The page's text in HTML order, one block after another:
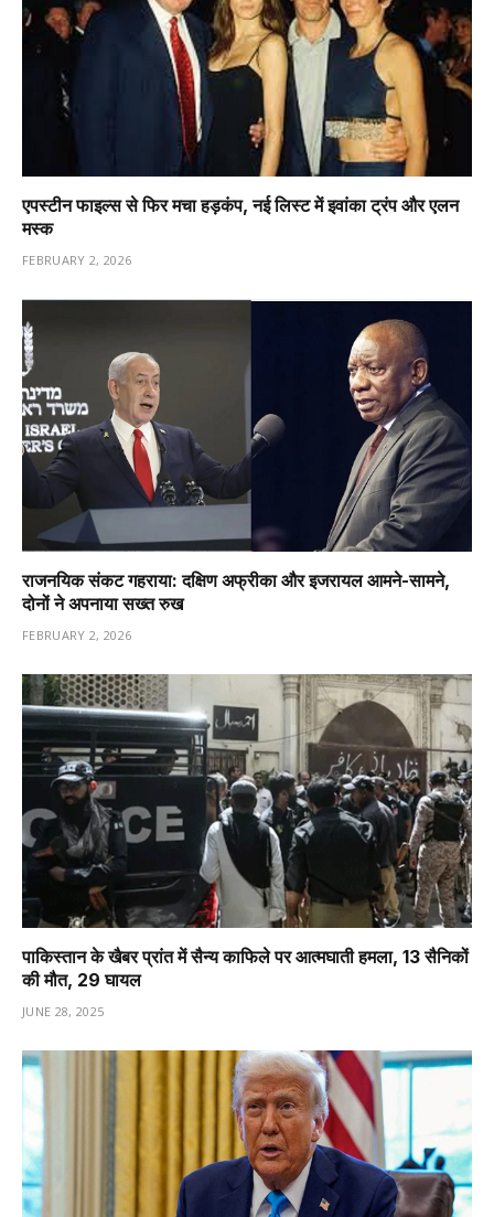
एपस्टीन फाइल्स से फिर मचा हड़कंप, नई लिस्ट में इवांका ट्रंप और एलन
मस्क
FEBRUARY 2, 2026
राजनयिक संकट गहराया: दक्षिण अफ्रीका और इजरायल आमने-सामने,
दोनों ने अपनाया सख्त रुख
FEBRUARY 2, 2026
पाकिस्तान के खैबर प्रांत में सैन्य काफिले पर आत्मघाती हमला, 13 सैनिकों
की मौत, 29 घायल
JUNE 28, 2025